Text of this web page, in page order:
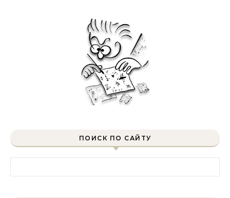
ПОИСК ПО САЙТУ